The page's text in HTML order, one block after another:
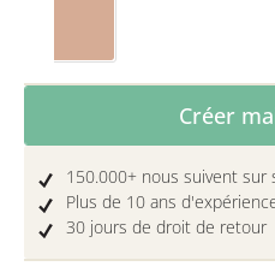
Quantité deCréer
150.000+ nous suivent sur
Plus de 10 ans
30 jours de droit de retour